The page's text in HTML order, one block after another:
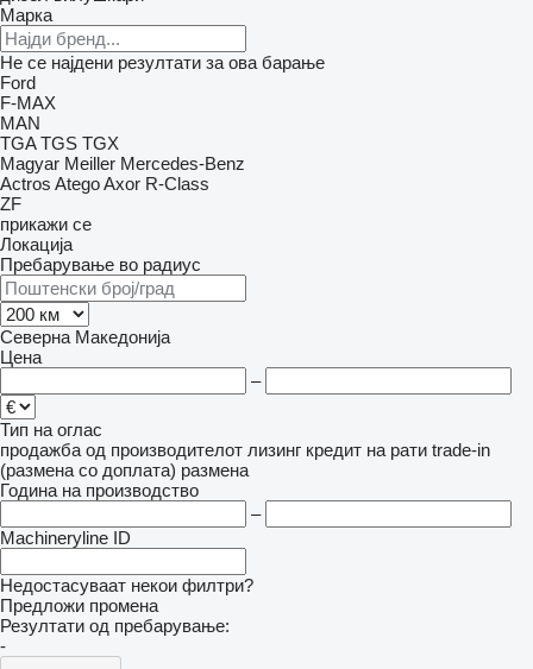
Марка
Не се најдени резултати за ова барање
Ford
F-MAX
MAN
TGA TGS TGX
Magyar Meiller Mercedes-Benz
Actros AtegoAxor R-Class
ZF
прикажи се
Локација
Пребарување во радиус
Северна Македонија
Цена
–
Тип на оглас
продажба од производителот лизинг кредит на рати trade-in
(размена со доплата) размена
Година на производство
–
Machineryline ID
Недостасуваат некои филтри?
Предложи промена
Резултати од пребарување:
-